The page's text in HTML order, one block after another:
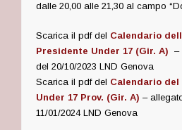
dalle 20,00 alle 21,30 al campo
Scarica il pdf del Calendario
Presidente Under 17 (Gir. A) –
del 20/10/2023 LND Genova
Scarica il pdf del Calendario del
Under 17 Prov. (Gir. A) –
11/01/2024LND Genova